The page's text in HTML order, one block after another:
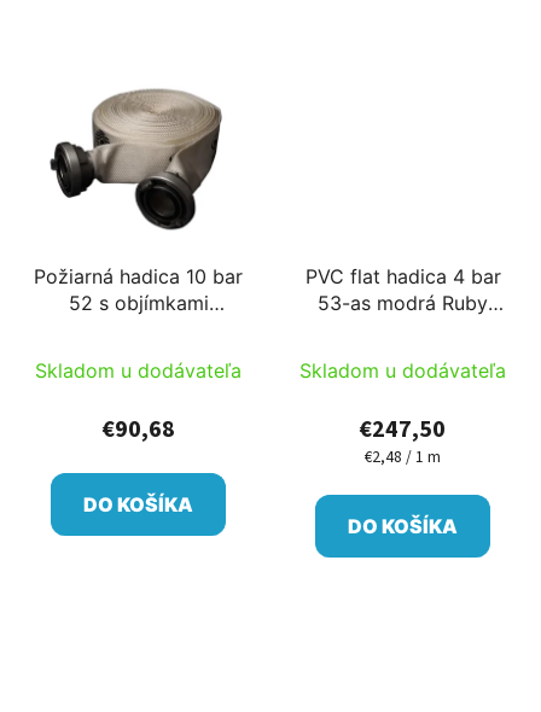
Požiarná hadica 10 bar
52 s objímkami
Skladom u dodávateľa
€90,68
DO KOŠÍKA
PVC flat hadica 4 bar
53-as modrá Ruby
Skladom u dodávateľa
€247,50
Jednotková
€2,48 / 1 m
DO KOŠÍKA